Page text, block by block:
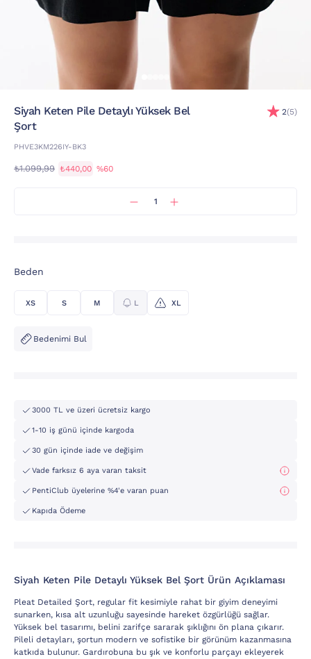
Siyah Keten Pile Detaylı Yüksek Bel
Şort
PHVE3KM226IY-BK3
2(5)
₺1.099,99 ₺440,00 %60
Beden
XS S M L XL
Bedenimi Bul
3000 TL ve üzeri ücretsiz kargo
1-10 iş günü içinde kargoda
30 gün içinde iade ve değişim
Vade farksız 6 aya varan taksit
PentiClub üyelerine %4'e varan puan
Kapıda Ödeme
Siyah Keten Pile Detaylı Yüksek Bel Şort Ürün Açıklaması
Pleat Detailed Şort, regular fit kesimiyle rahat bir giyim deneyimi
sunarken, kısa alt uzunluğu sayesinde hareket özgürlüğü sağlar.
Yüksek bel tasarımı, belini zarifçe sararak şıklığını ön plana çıkarır.
Pileli detayları, şortun modern ve sofistike bir görünüm kazanmasına
katkıda bulunur. Gardırobuna bu şık ve konforlu parçayı ekleyerek